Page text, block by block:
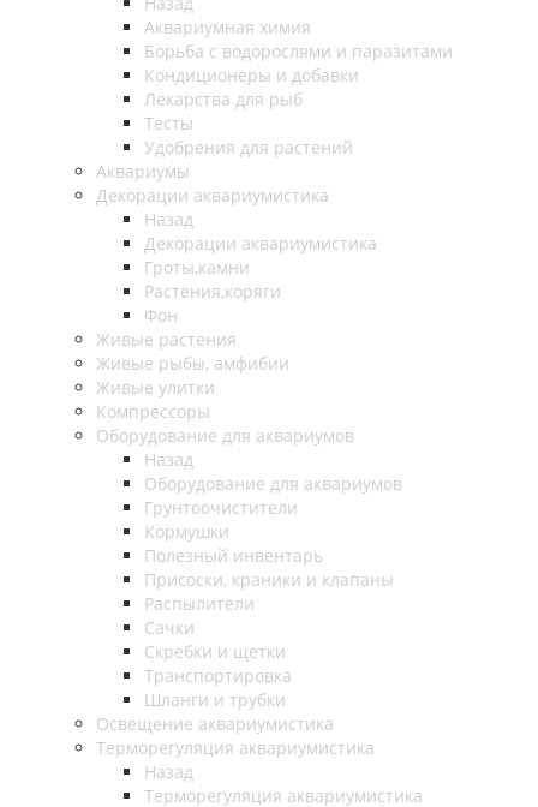
Аквариумная химия
Борьба с водорослями и паразитами
Кондиционеры и добавки
Лекарства для рыб
Тесты
Удобрения для растений
Аквариумы
Декорации аквариумистика
Назад
Декорации аквариумистика
Гроты,камни
Растения,коряги
Фон
Живые растения
Живые рыбы, амфибии
Живые улитки
Компрессоры
Оборудование для аквариумов
Назад
Оборудование для аквариумов
Грунтоочистители
Кормушки
Полезный инвентарь
Присоски, краники и клапаны
Распылители
Сачки
Скребки и щетки
Транспортировка
Шланги и трубки
Освещение аквариумистика
Терморегуляция аквариумистика
Назад
Терморегуляция аквариумистика